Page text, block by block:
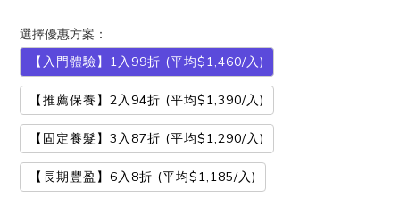
選擇優惠方案：
【入門體驗】1入99折 (平均$1,460/入)
【推薦保養】2入94折 (平均$1,390/入)
【固定養髮】3入87折 (平均$1,290/入)
【長期豐盈】6入8折 (平均$1,185/入)